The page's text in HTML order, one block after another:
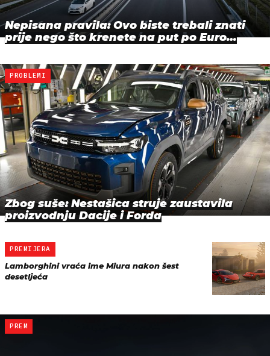
Nepisana pravila: Ovo biste trebali znati
prije nego što krenete na put po Euro…
PROBLEMI
Zbog suše: Nestašica struje zaustavila
proizvodnju Dacije i Forda
PREMIJERA
Lamborghini vraća ime Miura nakon šest
desetljeća
PREM